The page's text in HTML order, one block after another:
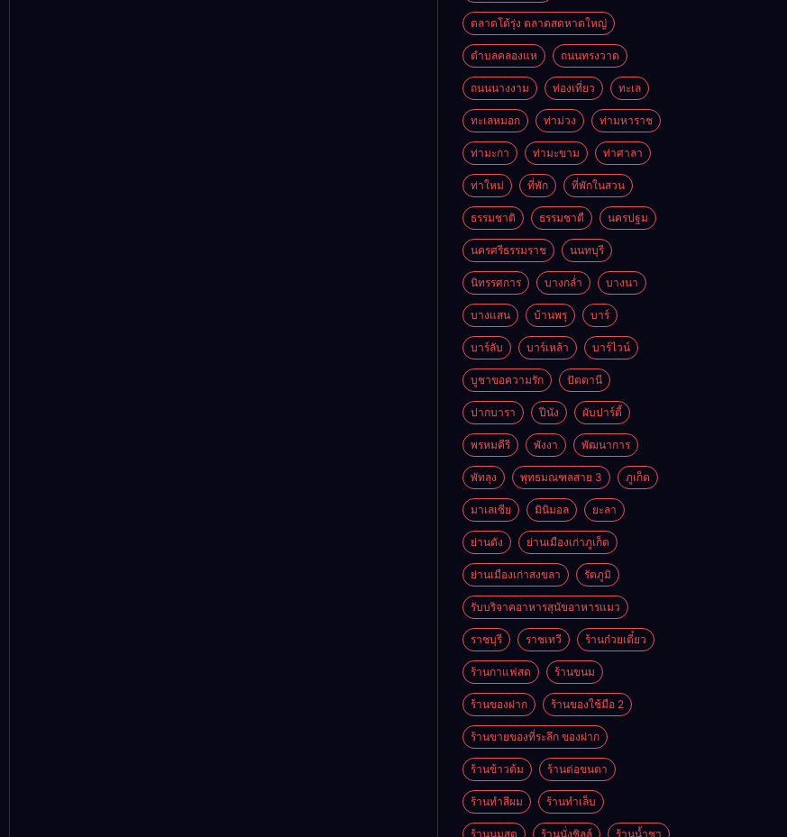
ตลาดโต้รุ่ง ตลาดสดหาดใหญ่
ตำบลคลองแห ถนนทรงวาด
ถนนนางงาม ท่องเที่ยว ทะเล
ทะเลหมอก ท่าม่วง ท่ามหาราช
ท่ามะกา ท่ามะขาม ท่าศาลา
ท่าใหม่ ที่พัก ที่พักในสวน
ธรรมชาติ ธรรมชาตื นครปฐม
นครศรีธรรมราช นนทบุรี
นิทรรศการ บางกล่ำ บางนา
บางแสน บ้านพรุ บาร์
บาร์ลับ บาร์เหล้า บาร์ไวน์
บูชาขอความรัก ปัตตานี
ปากบารา ปีนัง ผับปาร์ตี้
พรหมคีรี พังงา พัฒนาการ
พัทลุง พุทธมณฑลสาย 3 ภูเก็ต
มาเลเซีย มินิมอล ยะลา
ย่านดัง ย่านเมืองเก่าภูเก็ต
ย่านเมืองเก่าสงขลา รัตภูมิ
รับบริจาคอาหารสุนัขอาหารแมว
ราชบุรี ราชเทวี ร้านก๋วยเตี๋ยว
ร้านกาแฟสด ร้านขนม
ร้านของฝาก ร้านของใช้มือ 2
ร้านขายของที่ระลึก ของฝาก
ร้านข้าวต้ม ร้านต่อขนตา
ร้านทำสีผม ร้านทำเล็บ
ร้านนมสด ร้านนั่งชิลล์ ร้านน้ำชา